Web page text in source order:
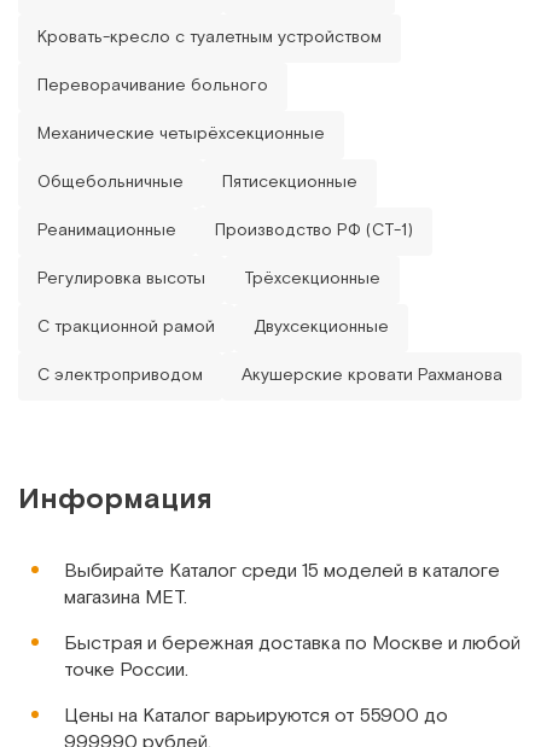
в
Кровать-кресло с туалетным устройством
Переворачивание больного
Механические четырёхсекционные
Общебольничные Пятисекционные
Реанимационные Производство РФ (СТ-1)
Регулировка высоты Трёхсекционные
С тракционной рамой Двухсекционные
С электроприводом Акушерские кровати Рахманова
Информация
Выбирайте Каталог среди 15 моделей в каталоге
магазина МЕТ.
Быстрая и бережная доставка по Москве и любой
точке России.
Цены на Каталог варьируются от 55900 до
999990 рублей.